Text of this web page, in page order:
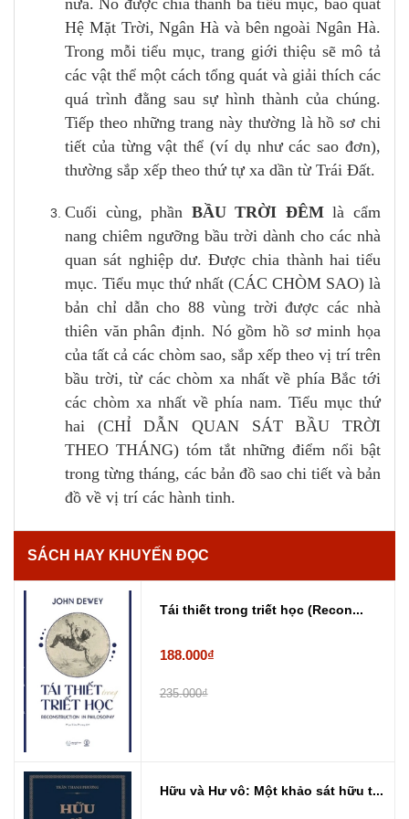
nữa. Nó được chia thành ba tiểu mục, bao quát
Hệ Mặt Trời, Ngân Hà và bên ngoài Ngân Hà.
Trong mỗi tiểu mục, trang giới thiệu sẽ mô tả
các vật thể một cách tổng quát và giải thích các
quá trình đằng sau sự hình thành của chúng.
Tiếp theo những trang này thường là hồ sơ chi
tiết của từng vật thể (ví dụ như các sao đơn),
thường sắp xếp theo thứ tự xa dần từ Trái Đất.
Cuối cùng, phần BẦU TRỜI ĐÊMlà cẩm
nang chiêm ngưỡng bầu trời dành cho các nhà
quan sát nghiệp dư. Được chia thành hai tiểu
mục. Tiểu mục thứ nhất (CÁC CHÒM SAO) là
bản chỉ dẫn cho 88 vùng trời được các nhà
thiên văn phân định. Nó gồm hồ sơ minh họa
của tất cả các chòm sao, sắp xếp theo vị trí trên
bầu trời, từ các chòm xa nhất về phía Bắc tới
các chòm xa nhất về phía nam. Tiểu mục thứ
hai (CHỈ DẪN QUAN SÁT BẦU TRỜI
THEO THÁNG) tóm tắt những điểm nổi bật
trong từng tháng, các bản đồ sao chi tiết và bản
đồ về vị trí các hành tinh.
SÁCH HAY KHUYẾN ĐỌC
Tái thiết trong triết học (Recon...
188.000₫
235.000₫
Hữu và Hư vô: Một khảo sát hữu t...